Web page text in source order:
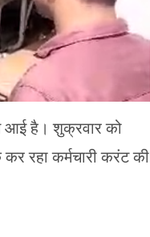
आई है। शुक्रवार को
रहा कर्मचारी करंट की